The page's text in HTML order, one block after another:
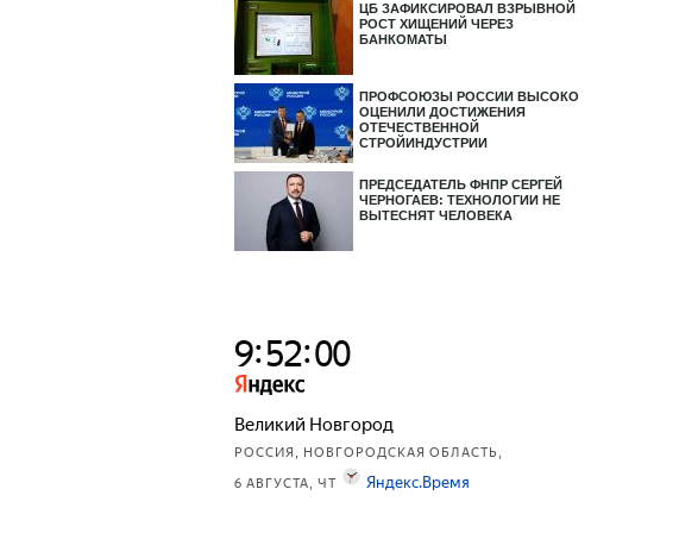
ЦБ ЗАФИКСИРОВАЛ ВЗРЫВНОЙ
РОСТ ХИЩЕНИЙ ЧЕРЕЗ
БАНКОМАТЫ
ПРОФСОЮЗЫ РОССИИ ВЫСОКО
ОЦЕНИЛИ ДОСТИЖЕНИЯ
ОТЕЧЕСТВЕННОЙ
СТРОЙИНДУСТРИИ
ПРЕДСЕДАТЕЛЬ ФНПР СЕРГЕЙ
ЧЕРНОГАЕВ: ТЕХНОЛОГИИ НЕ
ВЫТЕСНЯТ ЧЕЛОВЕКА